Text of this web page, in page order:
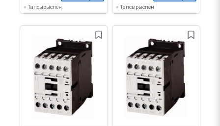
Тапсырыспен Тапсырыспен